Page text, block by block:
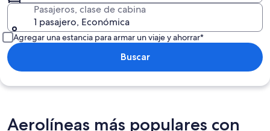
Pasajeros, clase de cabina
1 pasajero, Económica
Agregar una estancia para armar un viaje y ahorrar*
Buscar
Aerolíneas más populares con